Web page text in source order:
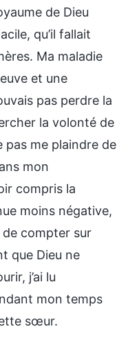
de Dieu
qu’il fallait
Ma maladie
et une
pas perdre la
la volonté de
pas me plaindre de
mon
compris la
moins négative,
de compter sur
que Dieu ne
j’ai lu
mon temps
sœur.